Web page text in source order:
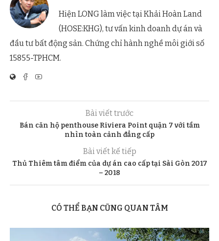
Hiện LONG làm việc tại Khải Hoàn Land
(HOSE:KHG), tư vấn kinh doanh dự án và
đầu tư bất động sản. Chứng chỉ hành nghề môi giới số
15855-TPHCM.
Bài viết trước
Bán căn hộ penthouse Riviera Point quận 7 với tầm
nhìn toàn cảnh đẳng cấp
Bài viết kế tiếp
Thủ Thiêm tâm điểm của dự án cao cấp tại Sài Gòn 2017
– 2018
CÓ THỂ BẠN CŨNG QUAN TÂM